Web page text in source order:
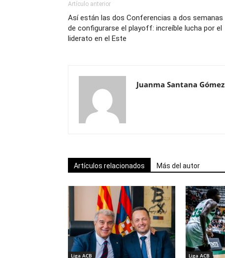
Artículo anterior
Así están las dos Conferencias a dos semanas
de configurarse el playoff: increíble lucha por el
liderato en el Este
Juanma Santana Gómez
Artículos relacionados Más del autor
Liga ACB Liga ACB